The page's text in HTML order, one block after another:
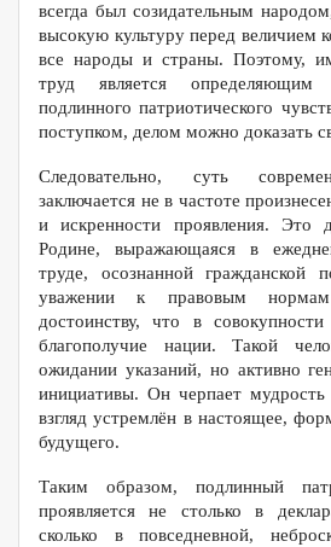
всегда был созидательным
высокую культуру перед величием
все народы и страны. Поэтому,
труд является определяющим
подлинного патриотического
поступком, делом можно доказать
Следовательно, суть
заключается не в частоте
и искренности проявления. Это
Родине, выражающаяся в
труде, осознанной гражданской
уважении к правовым
достоинству, что в
благополучие нации. Такой
ожидании указаний, но активно
инициативы. Он черпает
взгляд устремлён в настоящее,
будущего.
Таким образом, подлинный
проявляется не столько в
сколько в повседневной,